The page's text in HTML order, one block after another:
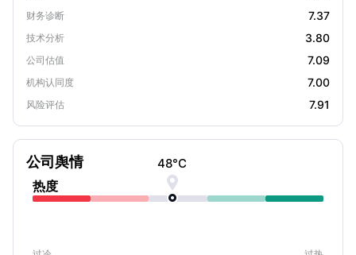
财务诊断 7.37
技术分析 3.80
公司估值 7.09
机构认同度 7.00
风险评估 7.91
公司舆情
热度
48°C
